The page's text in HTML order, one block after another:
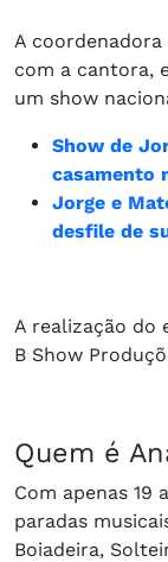
A
com a cantora,
um show
Show de
casamento
Jorge e
desfile de
A realização do
B Show
Quem é
Com apenas 19
paradas
Boiadeira,